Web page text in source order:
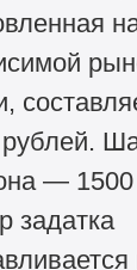
— 1500
задатка